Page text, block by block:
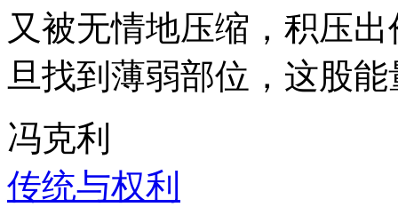
又被无情地压缩，积压
旦找到薄弱部位，这股
冯克利
传统与权利